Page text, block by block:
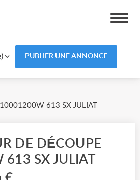
PUBLIER UNE ANNONCE
613 SX JULIAT
DE DÉCOUPE
SX JULIAT